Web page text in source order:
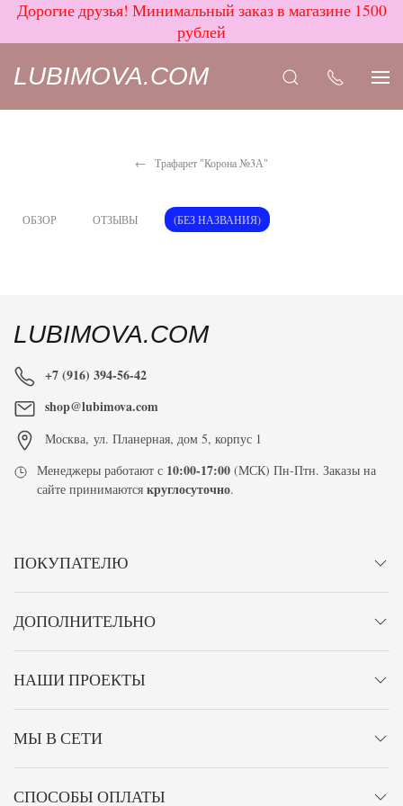
Дорогие друзья! Минимальный заказ в магазине 1500
рублей
LUBIMOVA.COM
Трафарет "Корона №3А"
ОБЗОР ОТЗЫВЫ (БЕЗ НАЗВАНИЯ)
LUBIMOVA.COM
+7 (916) 394-56-42
shop@lubimova.com
Москва, ул. Планерная, дом 5, корпус 1
Менеджеры работают с 10:00-17:00 (МСК) Пн-Птн. Заказы на
сайте принимаютсякруглосуточно.
ПОКУПАТЕЛЮ
ДОПОЛНИТЕЛЬНО
НАШИ ПРОЕКТЫ
МЫ В СЕТИ
СПОСОБЫ ОПЛАТЫ